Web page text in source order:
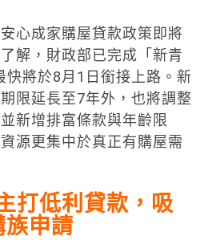
心成家購屋貸款政策即將
解，財政部已完成「新青
快將於8月1日銜接上路。新
限延長至7年外，也將調整
新增排富條款與年齡限
源更集中於真正有購屋需
打低利貸款，吸
族申請